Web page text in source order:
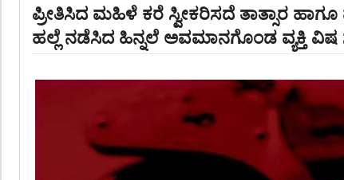
ಪ್ರೀತಿಸಿದ ಮಹಿಳೆ ಕರೆ ಸ್ವೀಕರಿಸದೆ ತಾತ್ಸಾರ ಹಾಗೂ
ಹಲ್ಲೆ ನಡೆಸಿದ ಹಿನ್ನಲೆ ಅವಮಾನಗೊಂಡ ವ್ಯಕ್ತಿ ವಿಷ